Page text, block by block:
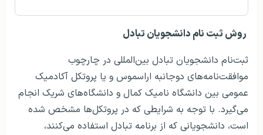
روش ثبت نام دانشجویان تبادل
ثبت‌نام دانشجویان تبادل بین‌المللی در چارچوب
موافقت‌نامه‌های دوجانبه اراسموس و یا پروتکل آکادمیک
عمومی بین دانشگاه نامیک کمال و دانشگاه‌های شریک انجام
می‌گیرد. با توجه به شرایطی که در پروتکل‌ها مشخص شده
است، دانشجویانی که از برنامه تبادل استفاده می‌کنند،